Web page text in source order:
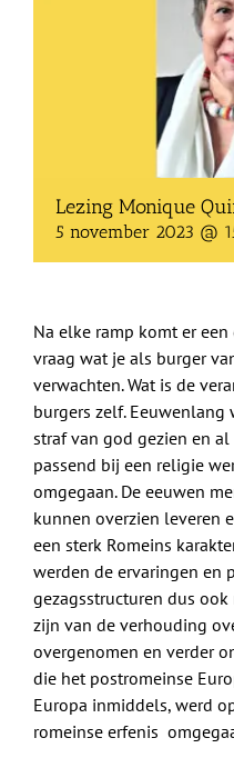
Lezing Monique
5 november 2023 @
Na elke ramp komt er
vraag wat je als burger
verwachten. Wat is de
burgers zelf. Eeuwenlang
straf van god gezien en
passend bij een religie
omgegaan. De eeuwen
kunnen overzien leveren
een sterk Romeins
werden de ervaringen en
gezagsstructuren dus
zijn van de verhouding
overgenomen en verder
die het postromeinse
Europa inmiddels, werd
romeinse erfenis